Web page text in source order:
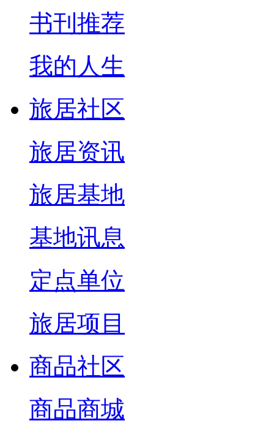
书刊推荐
我的人生
旅居社区
旅居资讯
旅居基地
基地讯息
定点单位
旅居项目
商品社区
商品商城